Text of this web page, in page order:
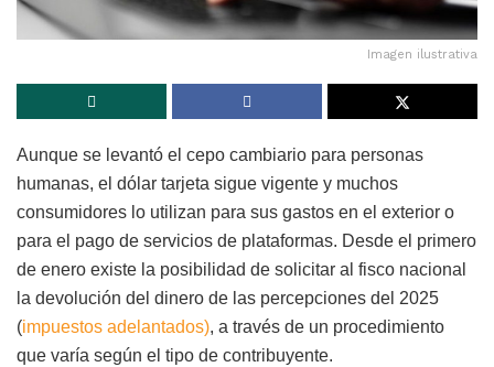
Imagen ilustrativa
Aunque se levantó el cepo cambiario para personas
humanas, el dólar tarjeta sigue vigente y muchos
consumidores lo utilizan para sus gastos en el exterior o
para el pago de servicios de plataformas. Desde el primero
de enero existe la posibilidad de solicitar al fisco nacional
la devolución del dinero de las percepciones del 2025
(impuestos adelantados), a través de un procedimiento
que varía según el tipo de contribuyente.